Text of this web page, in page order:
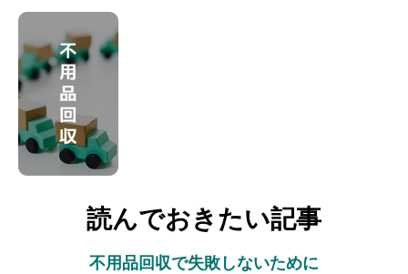
読んでおきたい記事
不用品回収で失敗しないために